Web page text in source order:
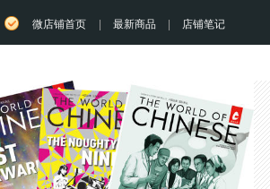
微店铺首页 最新商品 店铺笔记